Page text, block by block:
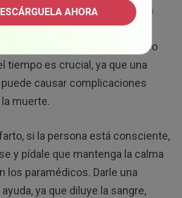
locales (marque 911 en
seguir las instrucciones del
espera que llegue la ayuda. No
tiempo es crucial, ya que una
causar complicaciones
muerte.
si la persona está consciente,
y pídale que mantenga la calma
los paramédicos. Darle una
ya que diluye la sangre,
AHORA